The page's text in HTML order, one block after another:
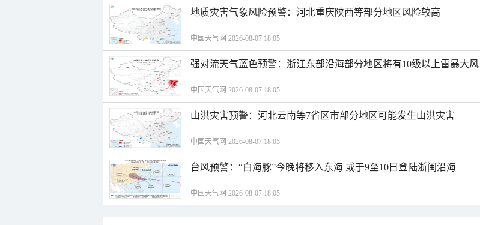
地质灾害气象风险预警：河北重庆陕西等部分地区风险较高
中国天气网 2026-08-07 18:05
强对流天气蓝色预警：浙江东部沿海部分地区将有10级以上雷暴大风
中国天气网 2026-08-07 18:05
山洪灾害预警：河北云南等7省区市部分地区可能发生山洪灾害
中国天气网 2026-08-07 18:05
台风预警：“白海豚”今晚将移入东海 或于9至10日登陆浙闽沿海
中国天气网 2026-08-07 18:05